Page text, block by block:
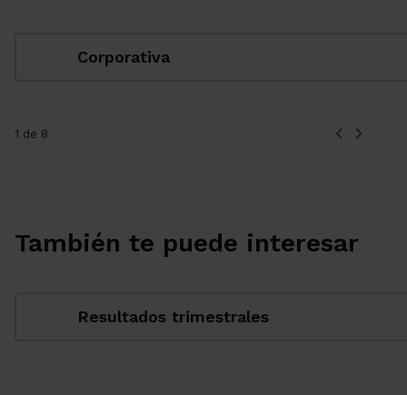
Corporativa
1 de 8
También te puede interesar
Resultados trimestrales